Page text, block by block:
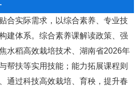
合实际需求，以综合素养、专业技
建体系。综合素养课解读政策、强
水稻高效栽培技术、湖南省2026年
帮扶等实用技能；能力拓展课程则
通过科技高效栽培、育秧，提升春